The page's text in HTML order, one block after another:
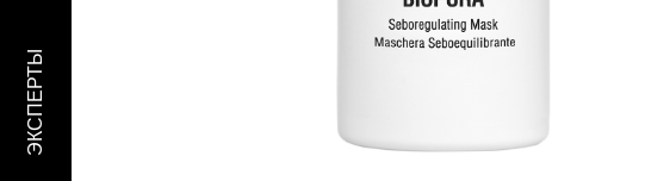
ЭКСПЕРТЫ